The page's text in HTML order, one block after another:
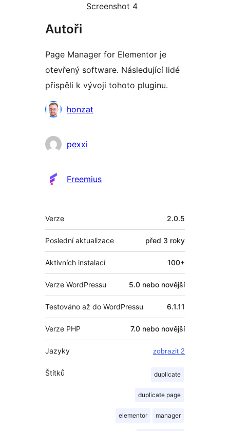
Screenshot 4
Autoři
Page Manager for Elementor je
otevřený software. Následující lidé
přispěli k vývoji tohoto pluginu.
Spolupracovníci
honzat
pexxi
Freemius
Meta
Verze 2.0.5
Poslední aktualizace před 3 roky
Aktivních instalací 100+
Verze WordPressu 5.0 nebo novější
Testováno až do WordPressu 6.1.11
Verze PHP 7.0 nebo novější
Jazyky zobrazit 2
Štítků duplicate
duplicate page
elementor manager